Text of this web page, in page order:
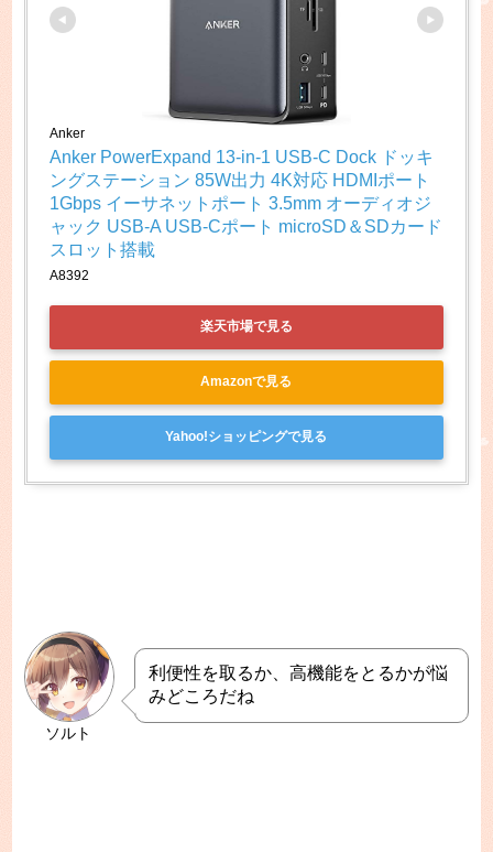
Anker
Anker PowerExpand 13-in-1 USB-C Dock ドッキ
ングステーション 85W出力 4K対応 HDMIポート
1Gbps イーサネットポート 3.5mm オーディオジ
ャック USB-A USB-Cポート microSD＆SDカード
スロット搭載
A8392
楽天市場で見る
Amazonで見る
Yahoo!ショッピングで見る
ソルト
利便性を取るか、高機能をとるかが悩
みどころだね